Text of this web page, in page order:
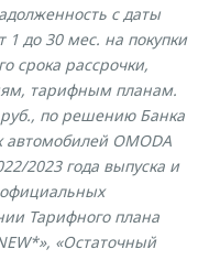
с даты
1 до 30 мес. на покупки
срока рассрочки,
тарифным планам.
по решению Банка
автомобилей OMODA
2023 года выпуска и
Тарифного плана
«Остаточный